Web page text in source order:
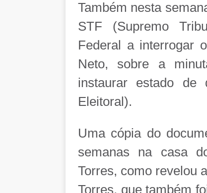
Também nesta
STF (Supremo
Federal a interrogar
Neto, sobre a
instaurar estado de
Eleitoral).
Uma cópia do
semanas na casa
Torres, como revelou
Torres, que também